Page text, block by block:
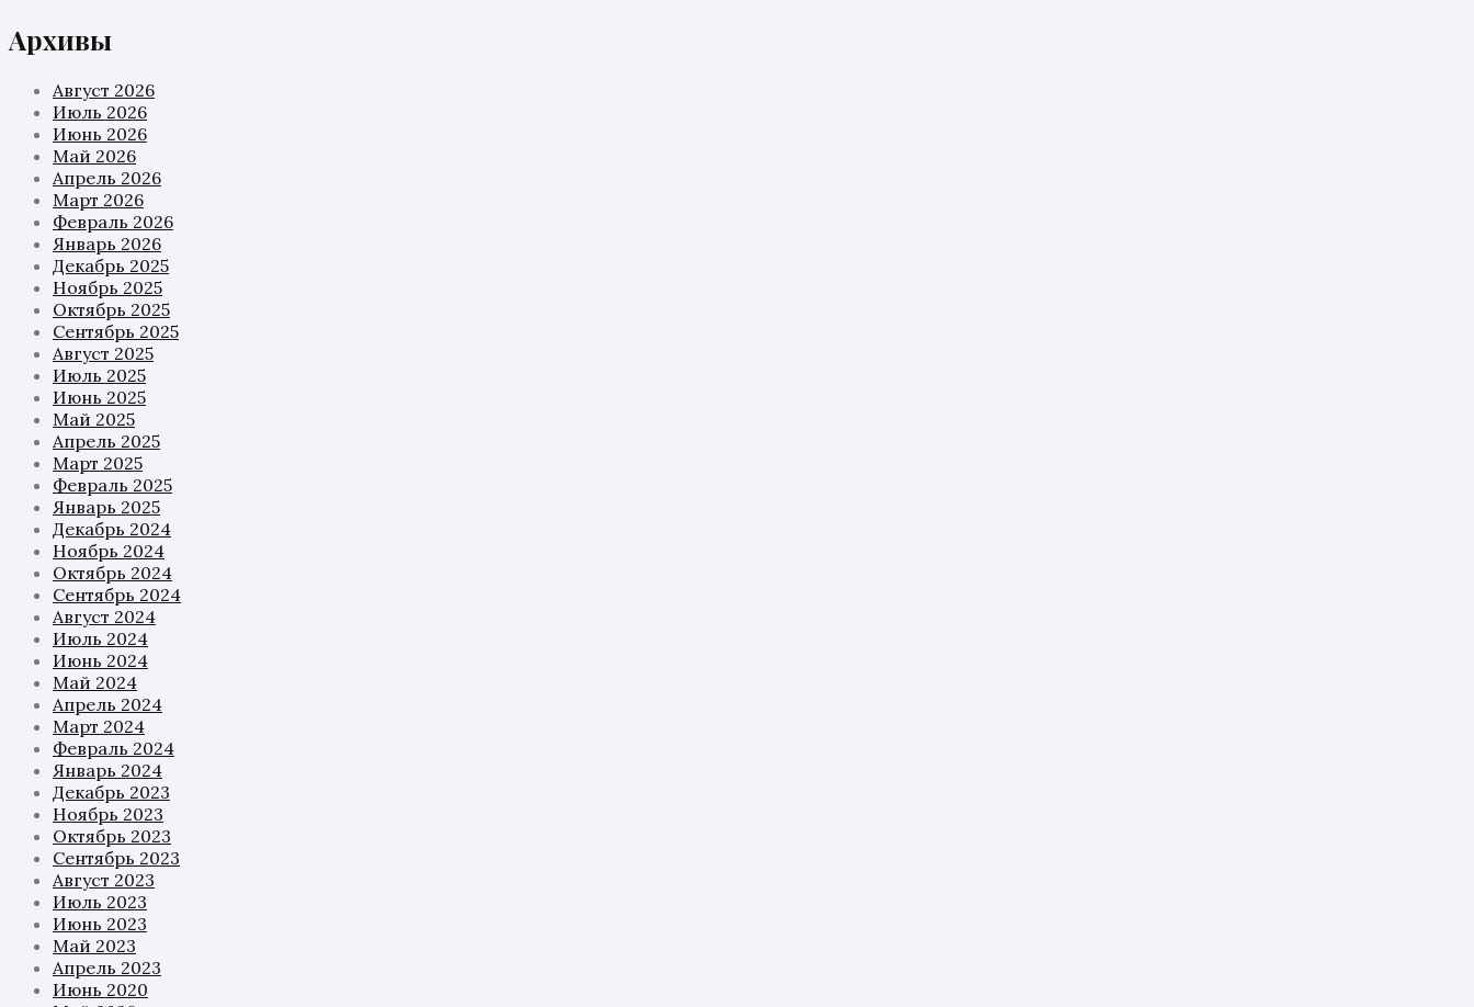
Архивы
Август 2026
Июль 2026
Июнь 2026
Май 2026
Апрель 2026
Март 2026
Февраль 2026
Январь 2026
Декабрь 2025
Ноябрь 2025
Октябрь 2025
Сентябрь 2025
Август 2025
Июль 2025
Июнь 2025
Май 2025
Апрель 2025
Март 2025
Февраль 2025
Январь 2025
Декабрь 2024
Ноябрь 2024
Октябрь 2024
Сентябрь 2024
Август 2024
Июль 2024
Июнь 2024
Май 2024
Апрель 2024
Март 2024
Февраль 2024
Январь 2024
Декабрь 2023
Ноябрь 2023
Октябрь 2023
Сентябрь 2023
Август 2023
Июль 2023
Июнь 2023
Май 2023
Апрель 2023
Июнь 2020